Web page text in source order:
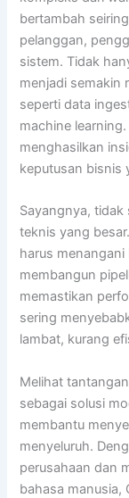
bertambah
pelanggan,
sistem. Tidak
menjadi semakin
seperti data
machine
menghasilkan
keputusan bisnis
Sayangnya, tidak
teknis yang
harus menangani
membangun
memastikan
sering
lambat, kurang
Melihat
sebagai solusi
membantu
menyeluruh.
perusahaan dan
bahasa manusia,